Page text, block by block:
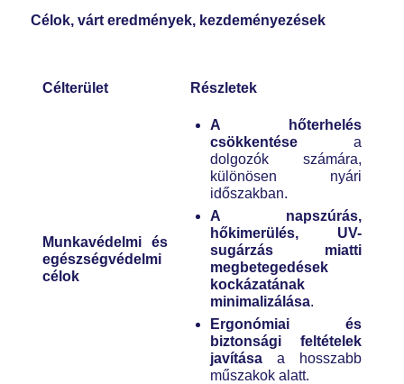
Célok, várt eredmények, kezdeményezések
Célterület Részletek
Munkavédelmi és
egészségvédelmi
célok
A hőterhelés
csökkentésea
dolgozók számára,
különösen nyári
időszakban.
A napszúrás,
hőkimerülés, UV-
sugárzás miatti
megbetegedések
kockázatának
minimalizálása.
Ergonómiai és
biztonsági feltételek
javításaa hosszabb
műszakok alatt.